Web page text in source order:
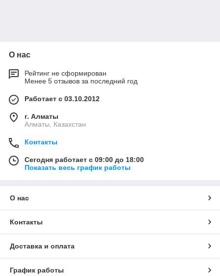
О нас
Рейтинг не сформирован
Менее 5 отзывов за последний год
Работает с 03.10.2012
г. Алматы
Алматы, Казахстан
Контакты
Сегодня работает с 09:00 до 18:00
Показать весь график работы
О нас
Контакты
Доставка и оплата
График работы